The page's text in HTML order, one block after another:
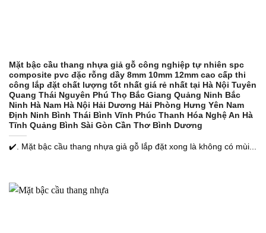
Mặt bậc cầu thang nhựa giả gỗ công nghiệp tự nhiên spc
composite pvc đặc rỗng dầy 8mm 10mm 12mm cao cấp thi
công lắp đặt chất lượng tốt nhất giá rẻ nhất tại Hà Nội Tuyên
Quang Thái Nguyên Phú Thọ Bắc Giang Quảng Ninh Bắc
Ninh Hà Nam Hà Nội Hải Dương Hải Phòng Hưng Yên Nam
Định Ninh Bình Thái Bình Vĩnh Phúc Thanh Hóa Nghệ An Hà
Tĩnh Quảng Bình Sài Gòn Cần Thơ Bình Dương
✔️. Mặt bậc cầu thang nhựa giả gỗ lắp đặt xong là không có mùi...